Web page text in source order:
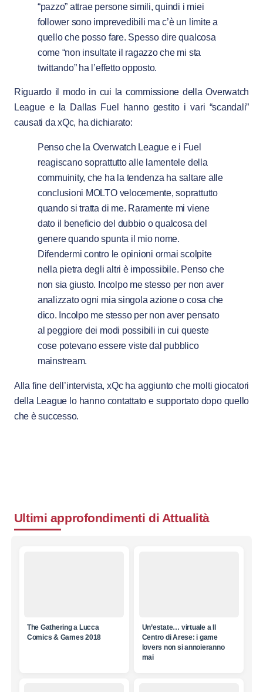
“pazzo” attrae persone simili, quindi i miei
follower sono imprevedibili ma c’è un limite a
quello che posso fare. Spesso dire qualcosa
come “non insultate il ragazzo che mi sta
twittando” ha l’effetto opposto.
Riguardo il modo in cui la commissione della Overwatch
League e la Dallas Fuel hanno gestito i vari “scandali”
causati da xQc, ha dichiarato:
Penso che la Overwatch League e i Fuel
reagiscano soprattutto alle lamentele della
commuinity, che ha la tendenza ha saltare alle
conclusioni MOLTO velocemente, soprattutto
quando si tratta di me. Raramente mi viene
dato il beneficio del dubbio o qualcosa del
genere quando spunta il mio nome.
Difendermi contro le opinioni ormai scolpite
nella pietra degli altri è impossibile. Penso che
non sia giusto. Incolpo me stesso per non aver
analizzato ogni mia singola azione o cosa che
dico. Incolpo me stesso per non aver pensato
al peggiore dei modi possibili in cui queste
cose potevano essere viste dal pubblico
mainstream.
Alla fine dell’intervista, xQc ha aggiunto che molti giocatori
della League lo hanno contattato e supportato dopo quello
che è successo.
Ultimi approfondimenti di Attualità
The Gathering a Lucca
Comics & Games 2018
Un’estate… virtuale a Il
Centro di Arese: i game
lovers non si annoieranno
mai